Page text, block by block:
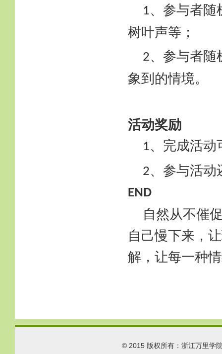
1、参与者随
树叶声等；
2、参与者随
象到的情境。
活动奖励
1、完成活动
2、参与活动
END
自然从不催
自己慢下来，
解，让每一种
© 2015 版权所有：浙江万里学